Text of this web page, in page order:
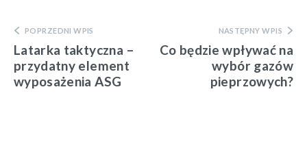
POPRZEDNI WPIS
Latarka taktyczna –
przydatny element
wyposażenia ASG
NASTĘPNY WPIS
Co będzie wpływać na
wybór gazów
pieprzowych?